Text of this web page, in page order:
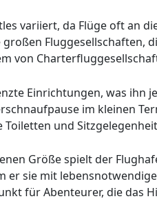
variiert, da Flüge oft an
großen
von
Einrichtungen, was ihn
im kleinen
und
Größe spielt der
er sie mit
für Abenteurer, die das